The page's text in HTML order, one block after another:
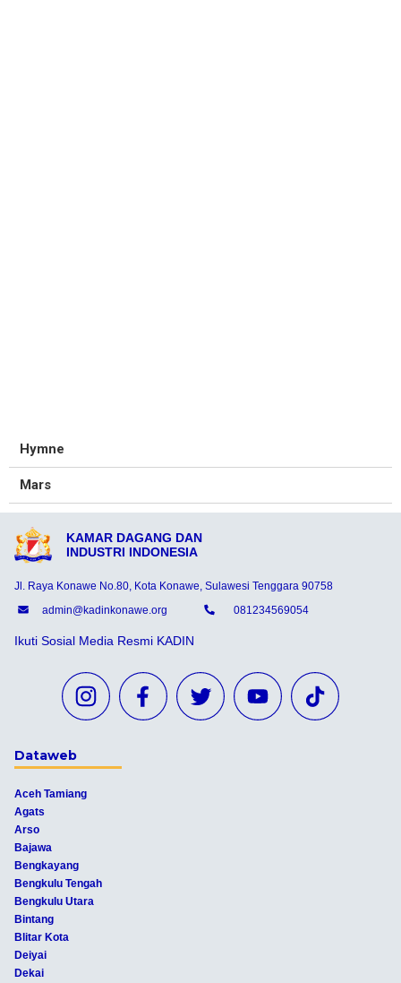
Hymne
Mars
KAMAR DAGANG DAN
INDUSTRI INDONESIA
Jl. Raya Konawe No.80, Kota Konawe, Sulawesi Tenggara 90758
admin@kadinkonawe.org
081234569054
Ikuti Sosial Media Resmi KADIN
Dataweb
Aceh Tamiang
Agats
Arso
Bajawa
Bengkayang
Bengkulu Tengah
Bengkulu Utara
Bintang
Blitar Kota
Deiyai
Dekai